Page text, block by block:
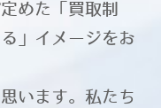
めた「買取制
」イメージをお
います。私たち